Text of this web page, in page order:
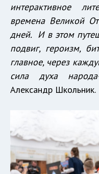
интерактивное
времена Великой
дней. И в этом
подвиг, героизм,
главное, через
сила духа народа-
Александр Школьник.